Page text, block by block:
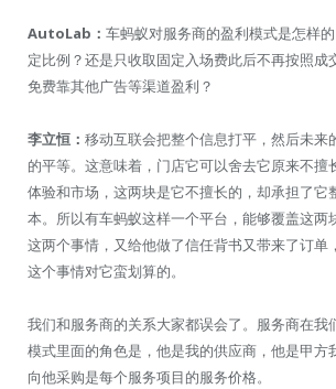
AutoLab： 车蚂蚁对服务商的盈利模式是怎样
定比例？还是只收取固定入场费此后不再按照成
免费靠其他广告等渠道盈利？
李立恒： 移动互联会把整个信息打平，然后未来
的平等。这意味着，门店它可以舍去它原来不擅
体验和市场，这两块是它不擅长的，却承担了它
本。所以有车蚂蚁这样一个平台，能够覆盖这两
这两个事情，又给他做了信任背书又带来了订单
这个事情对它蛮划算的。
我们和服务商的关系大家都误会了。服务商在我
模式里面的角色是，他是我的供应商，他是甲方
向他采购是每个服务项目的服务价格。